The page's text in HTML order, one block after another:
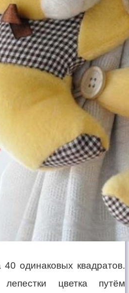
одинаковых квадратов.
цветка путём